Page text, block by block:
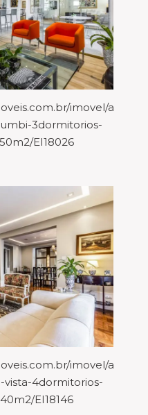
imovel/
3dormitorios-
EI18026
imovel/
4dormitorios-
EI18146